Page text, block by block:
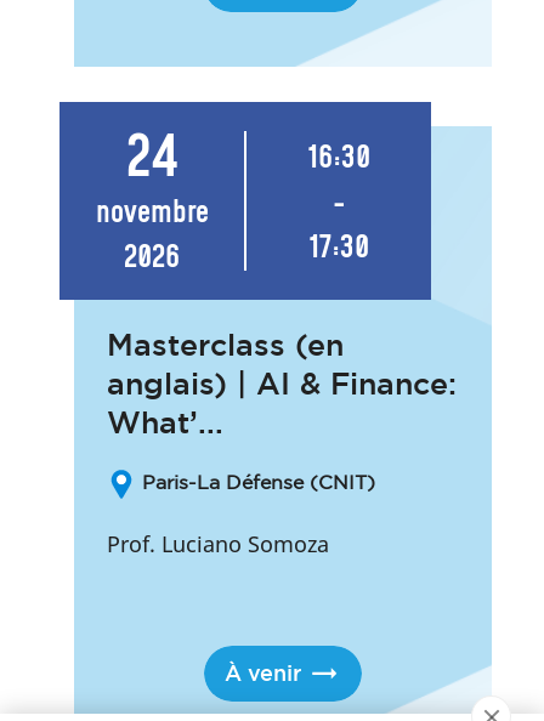
24
novembre
2026
16:30
-
17:30
Masterclass (en
anglais) | AI & Finance:
What’...
Paris-La Défense (CNIT)
Prof. Luciano Somoza
À venir